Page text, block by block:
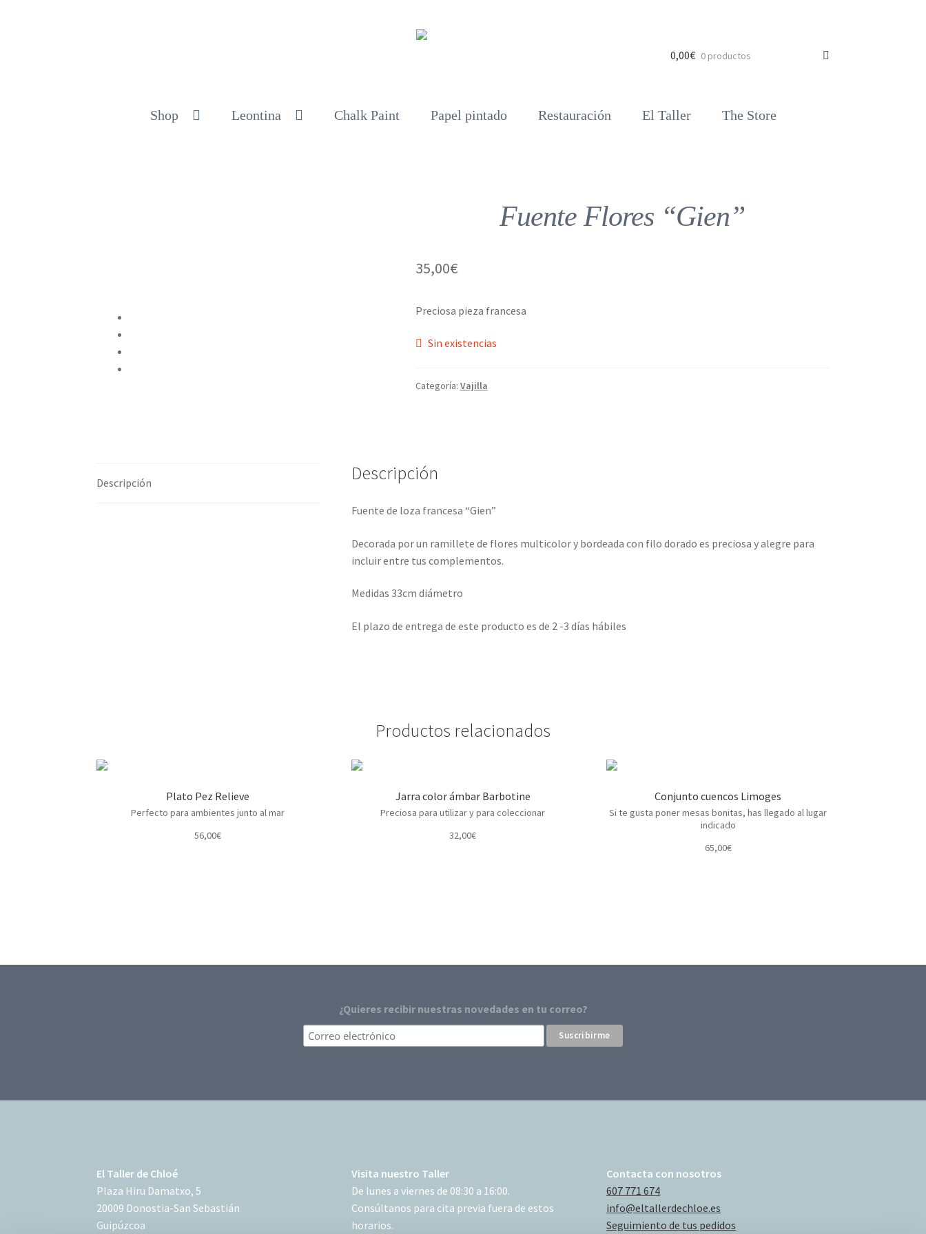
0,00€ 0 productos
Shop Leontina Chalk Paint Papel pintado Restauración El Taller The Store
Fuente Flores “Gien”
35,00€
Preciosa pieza francesa
Sin existencias
Categoría: Vajilla
Descripción Descripción
Fuente de loza francesa “Gien”
Decorada por un ramillete de flores multicolor y bordeada con filo dorado es preciosa y alegre para
incluir entre tus complementos.
Medidas 33cm diámetro
El plazo de entrega de este producto es de 2 -3 días hábiles
Productos relacionados
Plato Pez Relieve
Perfecto para ambientes junto al mar
56,00€
Jarra color ámbar Barbotine
Preciosa para utilizar y para coleccionar
32,00€
Conjunto cuencos Limoges
Si te gusta poner mesas bonitas, has llegado al lugar
indicado
65,00€
¿Quieres recibir nuestras novedades en tu correo?
El Taller de Chloé
Plaza Hiru Damatxo, 5
20009 Donostia-San Sebastián
Guipúzcoa
Visita nuestro Taller
De lunes a viernes de 08:30 a 16:00.
Consúltanos para cita previa fuera de estos
horarios.
Contacta con nosotros
607 771 674
info@eltallerdechloe.es
Seguimiento de tus pedidos